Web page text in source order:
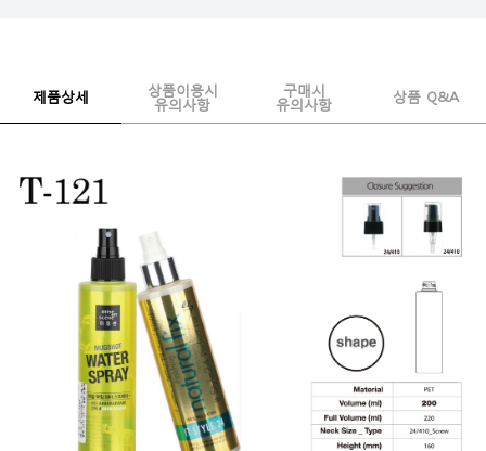
제품상세 상품이용시
유의사항
구매시
유의사항 상품 Q&A